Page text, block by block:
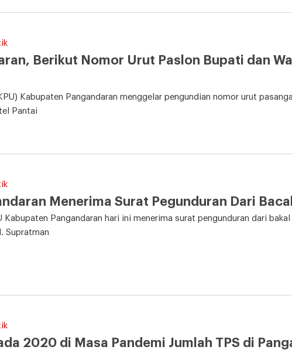
Berikut Nomor Urut Paslon Bupati dan
Kabupaten Pangandaran menggelar pengundian nomor urut
Pantai
Menerima Surat Pegunduran Dari
Kabupaten Pangandaran hari ini menerima surat pengunduran dari
Supratman
2020 di Masa Pandemi Jumlah TPS di